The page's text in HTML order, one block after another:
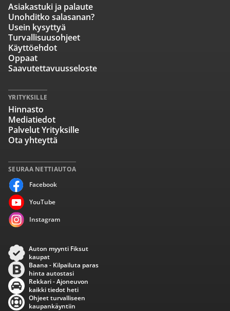
SEURAA NETTIAUTOA
Facebook
YouTube
Instagram
Asiakastuki ja palaute
Unohditko salasanan?
Usein kysyttyä
Turvallisuusohjeet
Käyttöehdot
Oppaat
Saavutettavuusseloste
YRITYKSILLE
Hinnasto
Mediatiedot
Palvelut Yrityksille
Ota yhteyttä
Auton myynti Fiksut
kaupat
Baana - Kilpailuta paras
hinta autostasi
Rekkari - Ajoneuvon
kaikki tiedot heti
Ohjeet turvalliseen
kaupankäyntiin